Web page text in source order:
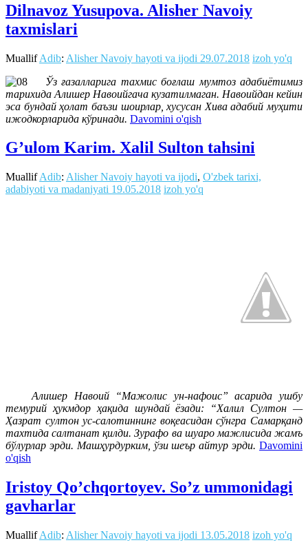
Dilnavoz Yusupova. Alisher Navoiy
taxmislari
MuallifAdib: Alisher Navoiy hayoti va ijodi 29.07.2018 izoh yo'q
Ўз ғазалларига тахмис боғлаш мумтоз адабиётимиз
тарихида Алишер Навоийгача кузатилмаган. Навоийдан кейин
эса бундай ҳолат баъзи шоирлар, хусусан Хива адабий муҳити
ижодкорларида кўринади. Davomini o'qish
G’ulom Karim. Xalil Sulton tahsini
MuallifAdib: Alisher Navoiy hayoti va ijodi, O'zbek tarixi,
adabiyoti va madaniyati 19.05.2018 izoh yo'q
Алишер Навоий “Мажолис ун-нафоис” асарида ушбу
темурий ҳукмдор ҳақида шундай ёзади: “Халил Султон —
Ҳазрат султон ус-салотиннинг воқеасидан сўнгра Самарқанд
тахтида салтанат қилди. Зурафо ва шуаро мажлисида жамъ
бўлурлар эрди. Машҳурдурким, ўзи шеър айтур эрди. Davomini
o'qish
Iristoy Qo’chqortoyev. So’z ummonidagi
gavharlar
MuallifAdib: Alisher Navoiy hayoti va ijodi 13.05.2018 izoh yo'q